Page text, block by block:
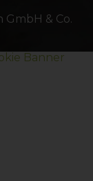
& Co.
Banner